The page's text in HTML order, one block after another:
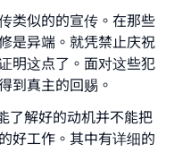
类似的的宣传。在那些
是异端。就凭禁止庆祝
明这点了。面对这些犯
到真主的回赐。
了解好的动机并不能把
好工作。其中有详细的